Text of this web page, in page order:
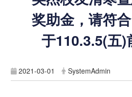
奖助金，请符
于110.3.5(五)
2021-03-01 SystemAdmin